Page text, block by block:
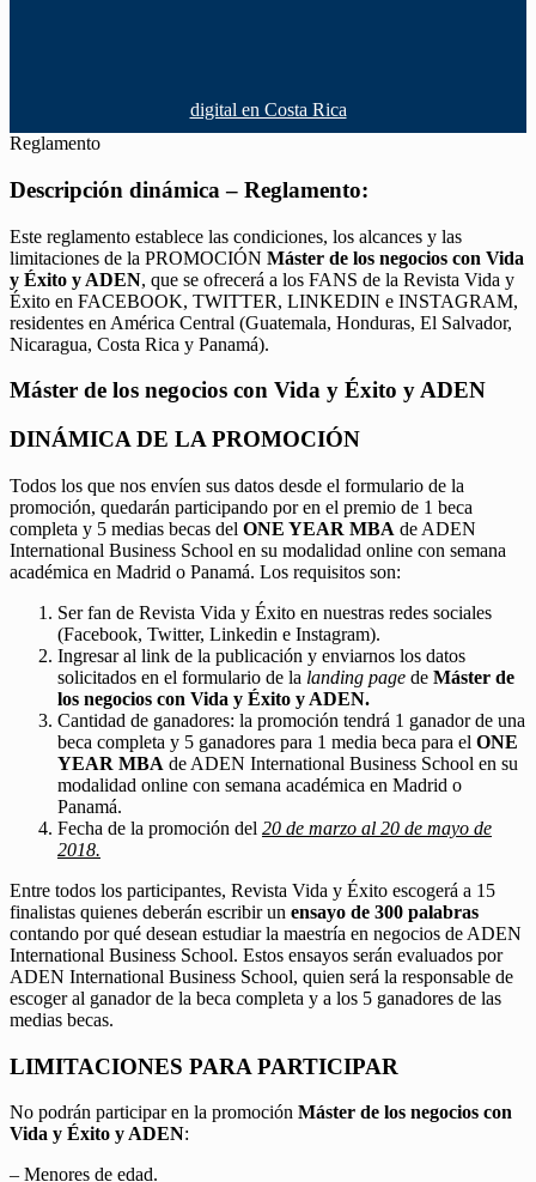
digital en Costa Rica
Reglamento
Descripción dinámica – Reglamento:
Este reglamento establece las condiciones, los alcances y las
limitaciones de la PROMOCIÓN Máster de los negocios con Vida
y Éxito y ADEN, que se ofrecerá a los FANS de la Revista Vida y
Éxito en FACEBOOK, TWITTER, LINKEDIN e INSTAGRAM,
residentes en América Central (Guatemala, Honduras, El Salvador,
Nicaragua, Costa Rica y Panamá).
Máster de los negocios con Vida y Éxito y ADEN
DINÁMICA DE LA PROMOCIÓN
Todos los que nos envíen sus datos desde el formulario de la
promoción, quedarán participando por en el premio de 1 beca
completa y 5 medias becas del ONE YEAR MBA de ADEN
International Business School en su modalidad online con semana
académica en Madrid o Panamá. Los requisitos son:
Ser fan de Revista Vida y Éxito en nuestras redes sociales
(Facebook, Twitter, Linkedin e Instagram).
Ingresar al link de la publicación y enviarnos los datos
solicitados en el formulario de la landing page de Máster de
los negocios con Vida y Éxito y ADEN.
Cantidad de ganadores: la promoción tendrá 1 ganador de una
beca completa y 5 ganadores para 1 media beca para el ONE
YEAR MBA de ADEN International Business School en su
modalidad online con semana académica en Madrid o
Panamá.
Fecha de la promoción del 20 de marzo al 20 de mayo de
2018.
Entre todos los participantes, Revista Vida y Éxito escogerá a 15
finalistas quienes deberán escribir un ensayo de 300 palabras
contando por qué desean estudiar la maestría en negocios de ADEN
International Business School. Estos ensayos serán evaluados por
ADEN International Business School, quien será la responsable de
escoger al ganador de la beca completa y a los 5 ganadores de las
medias becas.
LIMITACIONES PARA PARTICIPAR
No podrán participar en la promoción Máster de los negocios con
Vida y Éxito y ADEN:
– Menores de edad.